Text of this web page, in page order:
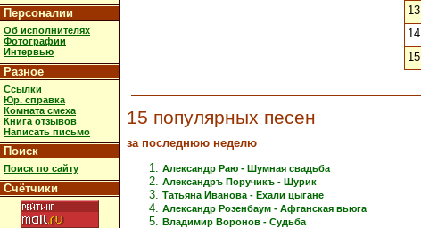
Персоналии
Об исполнителях
Фотографии
Интервью
Разное
Ссылки
Юр. справка
Комната смеха
Книга отзывов
Написать письмо
Поиск
Поиск по сайту
Счётчики
13
14
15
15 популярных песен
за последнюю неделю
Александр Раю - Шумная свадьба
Александръ Поручикъ - Шурик
Татьяна Иванова - Ехали цыгане
Александр Розенбаум - Афганская вьюга
Владимир Воронов - Судьба